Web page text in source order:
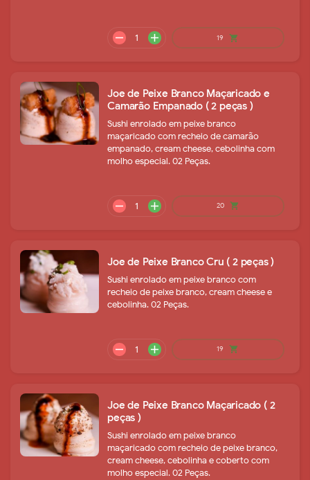
remove add
remove add
Joe de Peixe Branco Maçaricado e
Camarão Empanado ( 2 peças )
Sushi enrolado em peixe branco
maçaricado com recheio de camarão
empanado, cream cheese, cebolinha com
molho especial. 02 Peças.
Joe de Peixe Branco Cru ( 2 peças )
Sushi enrolado em peixe branco com
recheio de peixe branco, cream cheese e
cebolinha. 02 Peças.
Joe de Peixe Branco Maçaricado ( 2
peças )
Sushi enrolado em peixe branco
maçaricado com recheio de peixe branco,
cream cheese, cebolinha e coberto com
molho especial. 02 Peças.